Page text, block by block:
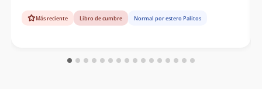
Más reciente Libro de cumbre Normal por estero Palitos